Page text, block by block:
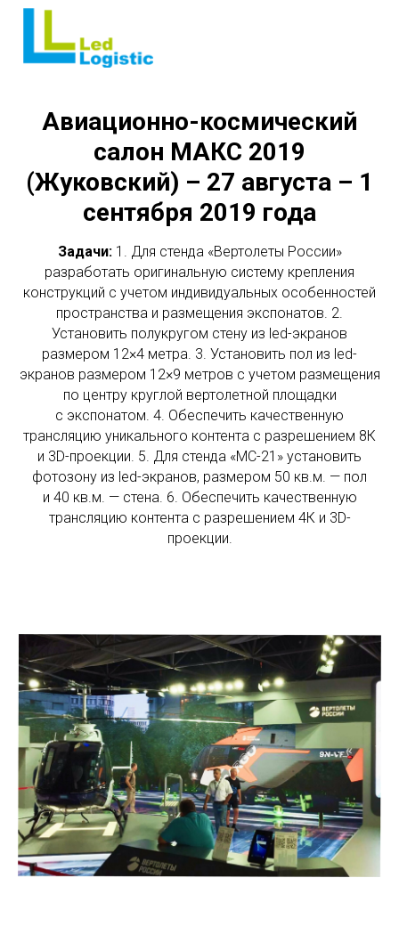
Авиационно-космический
салон МАКС 2019
(Жуковский) – 27 августа – 1
сентября 2019 года
Задачи:1. Для стенда «Вертолеты России»
разработать оригинальную систему крепления
конструкций с учетом индивидуальных особенностей
пространства и размещения экспонатов. 2.
Установить полукругом стену из led-экранов
размером 12×4 метра. 3. Установить пол из led-
экранов размером 12×9 метров с учетом размещения
по центру круглой вертолетной площадки
с экспонатом. 4. Обеспечить качественную
трансляцию уникального контента с разрешением 8К
и 3D-проекции. 5. Для стенда «МС-21» установить
фотозону из led-экранов, размером 50 кв.м. — пол
и 40 кв.м. — стена. 6. Обеспечить качественную
трансляцию контента с разрешением 4К и 3D-
проекции.